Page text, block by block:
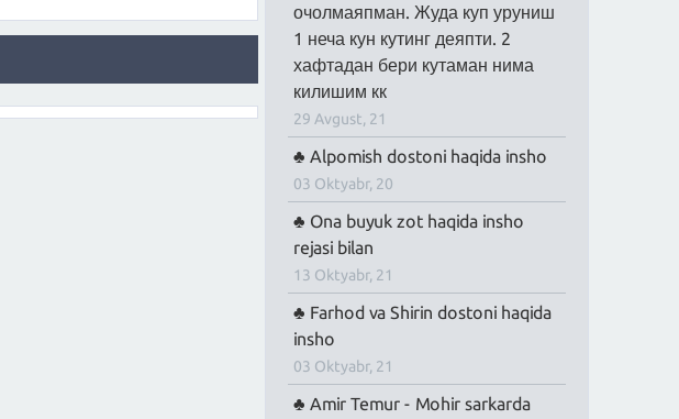
очолмаяпман. Жуда куп уруниш
1 неча кун кутинг деяпти. 2
хафтадан бери кутаман нима
килишим кк
29 Avgust, 21
Alpomish dostoni haqida insho
03 Oktyabr, 20
Ona buyuk zot haqida insho
rejasi bilan
13 Oktyabr, 21
Farhod va Shirin dostoni haqida
insho
03 Oktyabr, 21
Amir Temur - Mohir sarkarda